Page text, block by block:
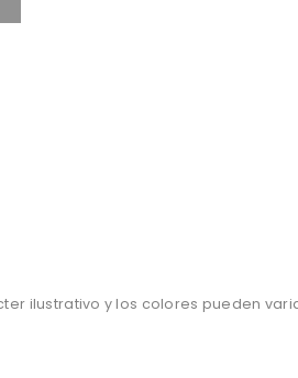
ilustrativo y los colores pueden